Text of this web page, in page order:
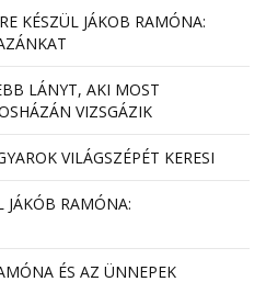
KÉSZÜL JÁKOB RAMÓNA:
LÁNYT, AKI MOST
VIZSGÁZIK
VILÁGSZÉPÉT KERESI
JÁKÓB RAMÓNA:
ÉS AZ ÜNNEPEK